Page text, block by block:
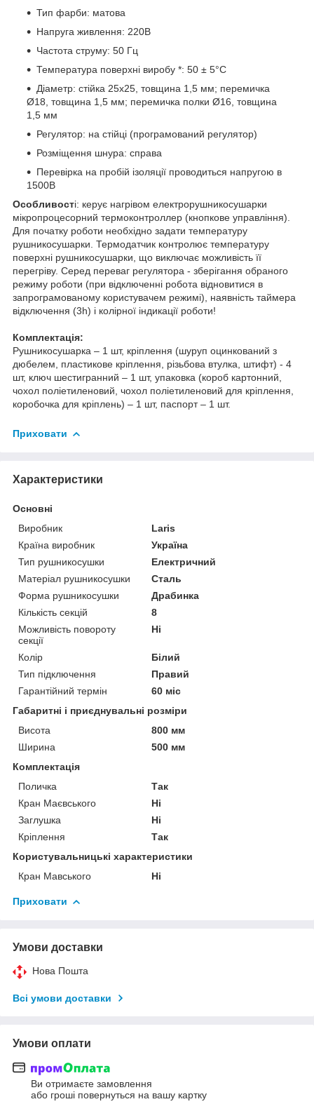
Тип фарби: матова
Напруга живлення: 220В
Частота струму: 50 Гц
Температура поверхні виробу *: 50 ± 5°C
Діаметр: стійка 25х25, товщина 1,5 мм; перемичка
Ø18, товщина 1,5 мм; перемичка полки Ø16, товщина
1,5 мм
Регулятор: на стійці (програмований регулятор)
Розміщення шнура: справа
Перевірка на пробій ізоляції проводиться напругою в
1500В
Особливості: керує нагрівом електрорушникосушарки
мікропроцесорний термоконтроллер (кнопкове управління).
Для початку роботи необхідно задати температуру
рушникосушарки. Термодатчик контролює температуру
поверхні рушникосушарки, що виключає можливість її
перегріву. Серед переваг регулятора - зберігання обраного
режиму роботи (при відключенні робота відновитися в
запрограмованому користувачем режимі), наявність таймера
відключення (3h) і колірної індикації роботи!
Комплектація:
Рушникосушарка – 1 шт, кріплення (шуруп оцинкований з
дюбелем, пластикове кріплення, різьбова втулка, штифт) - 4
шт, ключ шестигранний – 1 шт, упаковка (короб картонний,
чохол поліетиленовий, чохол поліетиленовий для кріплення,
коробочка для кріплень) – 1 шт, паспорт – 1 шт.
Приховати
Характеристики
Основні
Виробник
Laris
Країна виробник
Україна
Тип рушникосушки
Електричний
Матеріал рушникосушки
Сталь
Форма рушникосушки
Драбинка
Кількість секцій
8
Можливість повороту
секції
Ні
Колір
Білий
Тип підключення
Правий
Гарантійний термін
60 міс
Габаритні і приєднувальні розміри
Висота
800 мм
Ширина
500 мм
Комплектація
Поличка
Так
Кран Маєвського
Ні
Заглушка
Ні
Кріплення
Так
Користувальницькі характеристики
Кран Мавського
Ні
Приховати
Умови доставки
Нова Пошта
Всі умови доставки
Умови оплати
Ви отримаєте замовлення
або гроші повернуться на вашу картку